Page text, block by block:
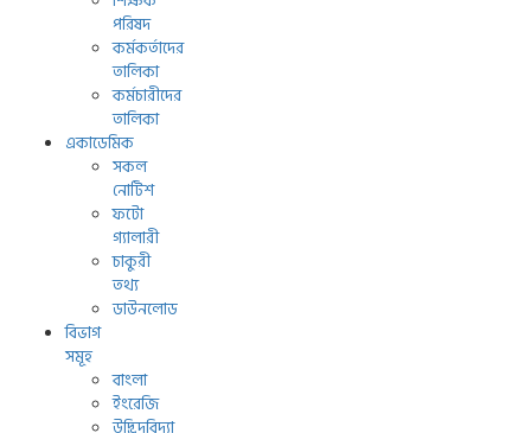
পরিষদ
কর্মকর্তাদের
তালিকা
কর্মচারীদের
তালিকা
একাডেমিক
সকল
নোটিশ
ফটো
গ্যালারী
চাকুরী
তথ্য
ডাউনলোড
বিভাগ
সমূহ
বাংলা
ইংরেজি